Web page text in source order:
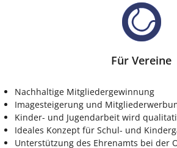
Für Vereine
Nachhaltige Mitgliedergewinnung
Imagesteigerung und
Kinder- und Jugendarbeit wird
Ideales Konzept für Schul- und
Unterstützung des Ehrenamts bei der